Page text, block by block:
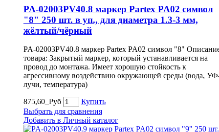
PA-02003PV40.8 маркер Partex PA02 символ
"8" 250 шт. в уп., для диаметра 1.3-3 мм,
жёлтый/чёрный
PA-02003PV40.8 маркер Partex PA02 символ "8"
товара: Закрытый маркер, который устанавливается на
провод до монтажа. Имеет хорошую стойкость к
агрессивному воздействию окружающей среды (вода,
лучи, температура)
875,60_Руб
Купить
Выбрать для сравнения
Добавить в Личный каталог